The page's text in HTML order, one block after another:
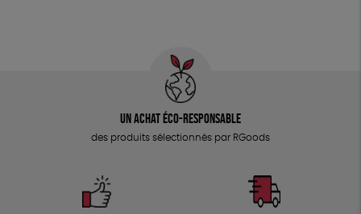
Un achat éco-responsable
des produits sélectionnés par RGoods